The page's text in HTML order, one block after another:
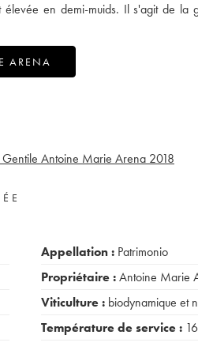
en demi-muids. Il s'agit de la
ARENA
Antoine Marie Arena 2018
Appellation : Patrimonio
Propriétaire :Antoine Marie
Viticulture : biodynamique et
Température de service :